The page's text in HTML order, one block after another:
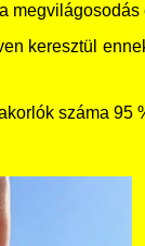
megvilágosodás
keresztül
száma 95